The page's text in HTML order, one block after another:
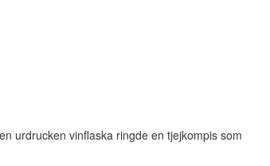
urdrucken vinflaska ringde en tjejkompis som